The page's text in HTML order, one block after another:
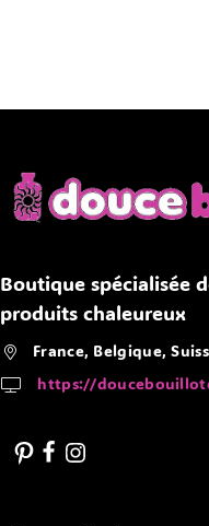
Boutique spécialisée
produits chaleureux
France, Belgique,
https://